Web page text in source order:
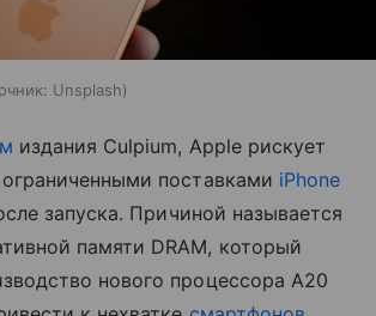
Unsplash
издания Culpium, Apple рискует
поставками iPhone
запуска. Причиной называется
памяти DRAM, который
нового процессора A20